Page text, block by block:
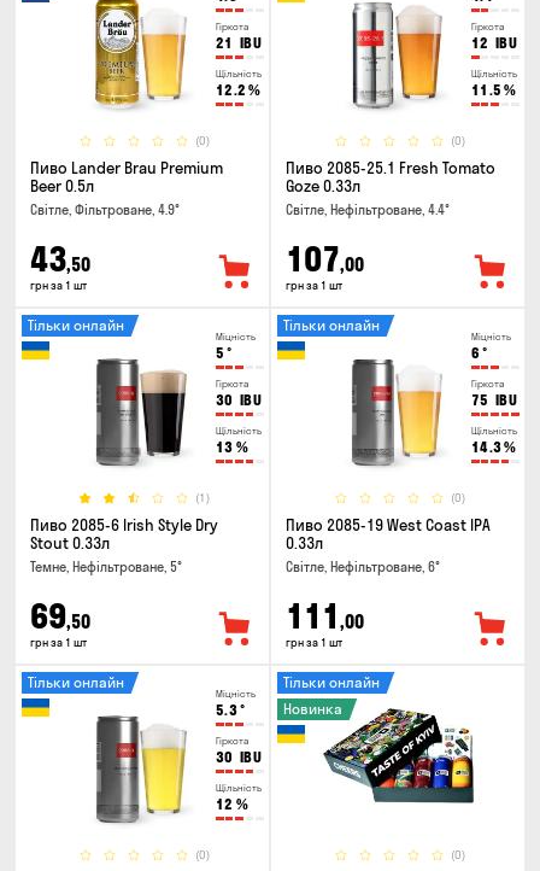
Гіркота
21 IBU
Щільність
12.2 %
(0)
Пиво Lander Brau Premium
Beer 0.5л
Світле, Фільтроване, 4.9°
43,50
грн за 1 шт
Гіркота
12 IBU
Щільність
11.5 %
(0)
Пиво 2085-25.1 Fresh Tomato
Goze 0.33л
Світле, Нефільтроване, 4.4°
107,00
грн за 1 шт
Міцність
5 °
Гіркота
30 IBU
Щільність
13 %
(1)
Тільки онлайн
Пиво 2085-6 Irish Style Dry
Stout 0.33л
Темне, Нефільтроване, 5°
69,50
грн за 1 шт
Міцність
6 °
Гіркота
75 IBU
Щільність
14.3%
(0)
Тільки онлайн
Пиво 2085-19 West Coast IPA
0.33л
Світле, Нефільтроване, 6°
111 ,00
грн за 1 шт
Міцність
5.3°
Гіркота
30 IBU
Щільність
12 %
(0)
Тільки онлайн
(0)
Тільки онлайн
Новинка